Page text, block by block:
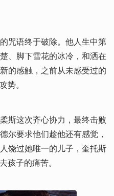
咒语终于破除。他人生中第
、脚下雪花的冰冷，和洒在
的感触，之前从未感受过的
势。
斯这次齐心协力，最终击败
尔要求他们趁他还有感觉，
饶过她唯一的儿子，奎托斯
孩子的痛苦。